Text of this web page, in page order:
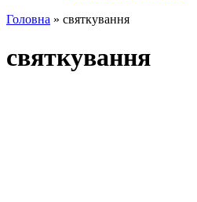
Головна » святкування
святкування